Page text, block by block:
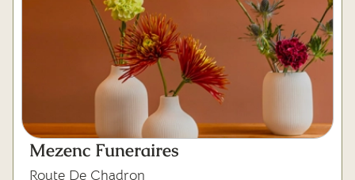
Mezenc Funeraires
Route De Chadron